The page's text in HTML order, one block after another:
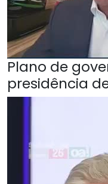
Plano de
presidência